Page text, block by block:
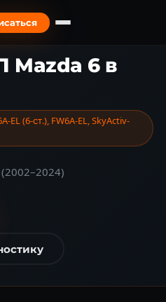
Mazda › Mazda 6
Mazda 6 в
EL (6-ст.), FW6A-EL, SkyActiv-
(2002–2024)